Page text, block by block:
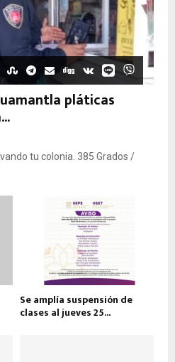
pláticas
tu colonia. 385 Grados /
Se amplía suspensión de
clases al jueves 25...